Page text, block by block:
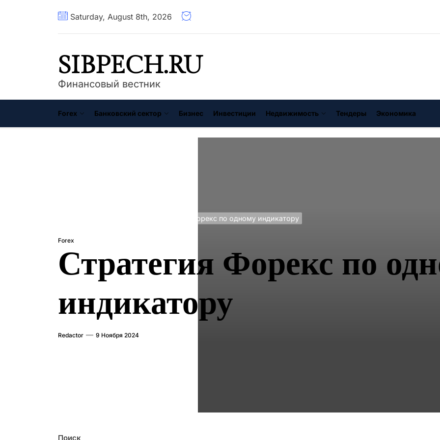
Saturday, August 8th, 2026
SIBPECH.RU
Финансовый вестник
Forex Банковский сектор Бизнес Инвестиции Недвижимость Тендеры Экономика
Стратегия Форекс по одному индикатору
Forex
Стратегия Форекс по
индикатору
Redactor 9 Ноября 2024
Поиск